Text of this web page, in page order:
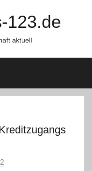
123.de
aktuell